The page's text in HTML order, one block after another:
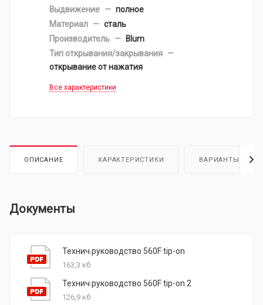
Выдвижение — полное
Материал — сталь
Производитель — Blum
Тип открывания/закрывания —
открывание от нажатия
Все характеристики
ОПИСАНИЕ ХАРАКТЕРИСТИКИ ВАРИАНТЫ
Документы
Технич.руководство 560F tip-on
163,3 кб
Технич.руководство 560F tip-on 2
126,9 кб